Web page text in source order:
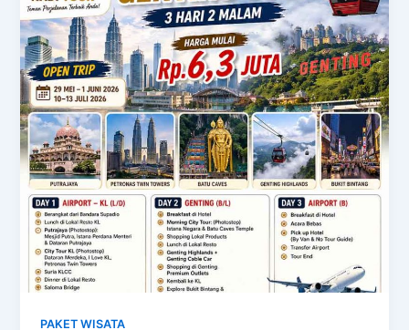
PAKET WISATA